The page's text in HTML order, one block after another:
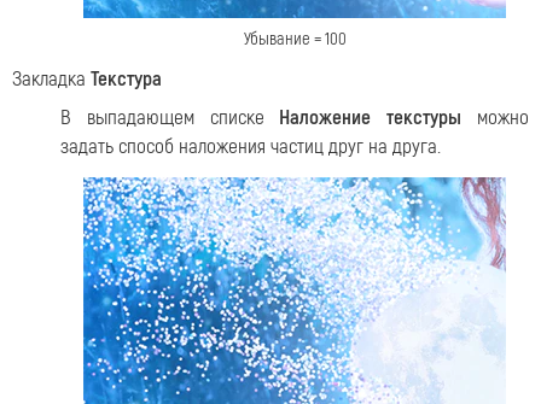
Убывание = 100
Закладка Текстура
В выпадающем списке Наложение текстуры можно
задать способ наложения частиц друг на друга.